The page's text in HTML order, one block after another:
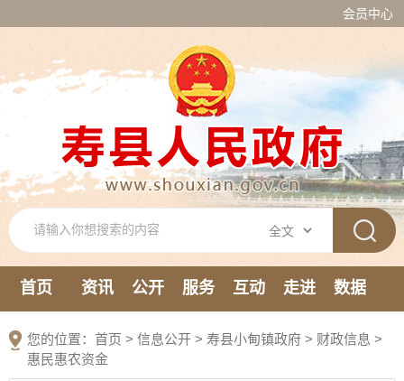
会员中心
首页 资讯 公开 服务 互动 走进
数据
您的位置： 首页 > 信息公开 > 寿县小甸镇政府 > 财政信息 >
惠民惠农资金